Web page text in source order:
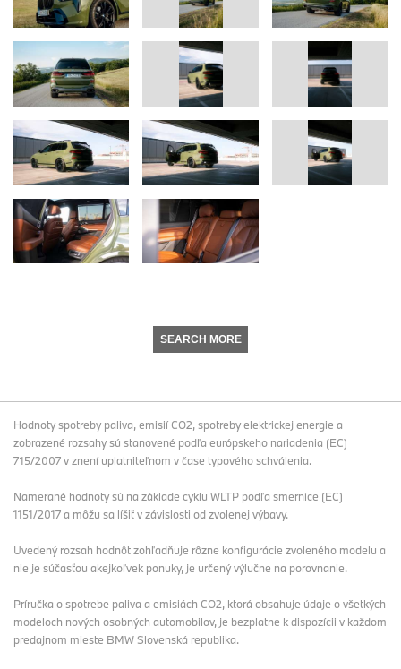
SEARCH MORE
Hodnoty spotreby paliva, emisií CO2, spotreby elektrickej energie a
zobrazené rozsahy sú stanovené podľa európskeho nariadenia (EC)
715/2007 v znení uplatniteľnom v čase typového schválenia.
Namerané hodnoty sú na základe cyklu WLTP podľa smernice (EC)
1151/2017 a môžu sa líšiť v závislosti od zvolenej výbavy.
Uvedený rozsah hodnôt zohľadňuje rôzne konfigurácie zvoleného modelu a
nie je súčasťou akejkoľvek ponuky, je určený výlučne na porovnanie.
Príručka o spotrebe paliva a emisiách CO2, ktorá obsahuje údaje o všetkých
modeloch nových osobných automobilov, je bezplatne k dispozícii v každom
predajnom mieste BMW Slovenská republika.